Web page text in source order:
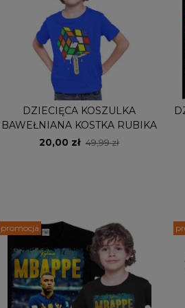
DZIECIĘCA KOSZULKA
BAWEŁNIANA KOSTKA RUBIKA
20,00 zł 49,99 zł
promocja